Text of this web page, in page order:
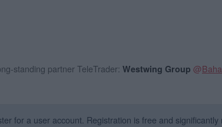
standing partner TeleTrader: Westwing Group @
for a user account. Registration is free and significantly